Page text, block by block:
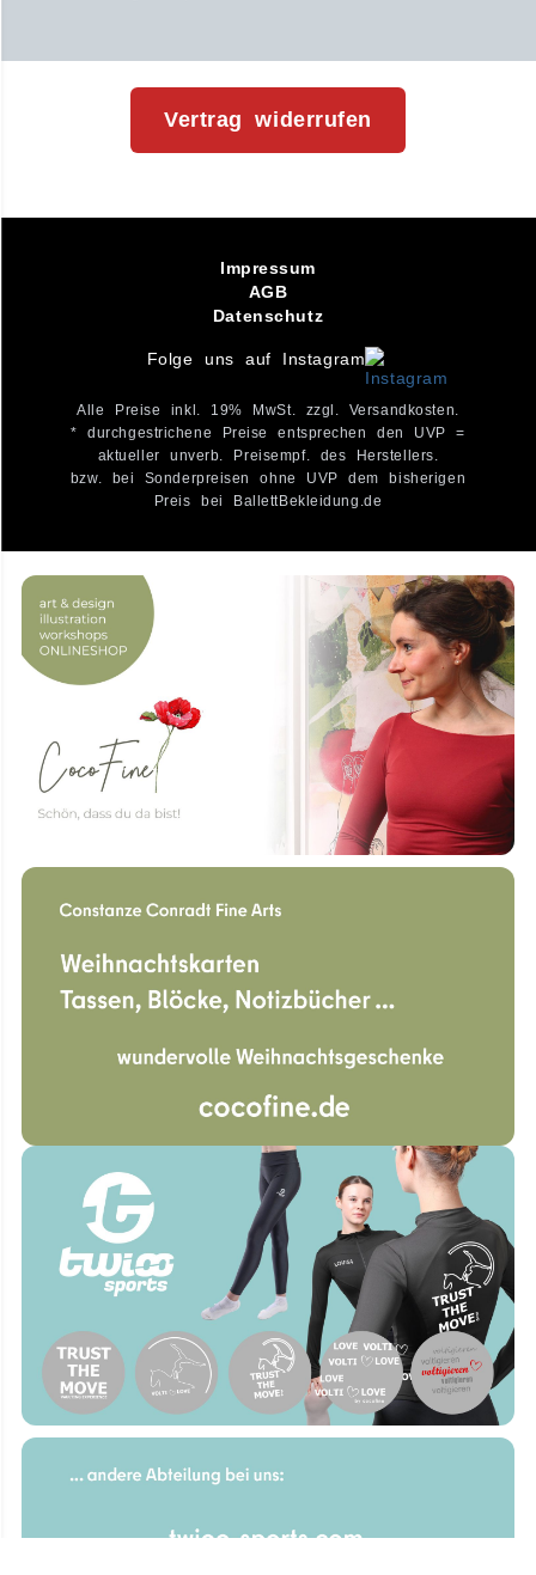
Vertrag widerrufen
Impressum
AGB
Datenschutz
Folge uns auf Instagram
Alle Preise inkl. 19% MwSt. zzgl. Versandkosten.
* durchgestrichene Preise entsprechen den UVP =
aktueller unverb. Preisempf. des Herstellers.
bzw. bei Sonderpreisen ohne UVP dem bisherigen
Preis bei BallettBekleidung.de